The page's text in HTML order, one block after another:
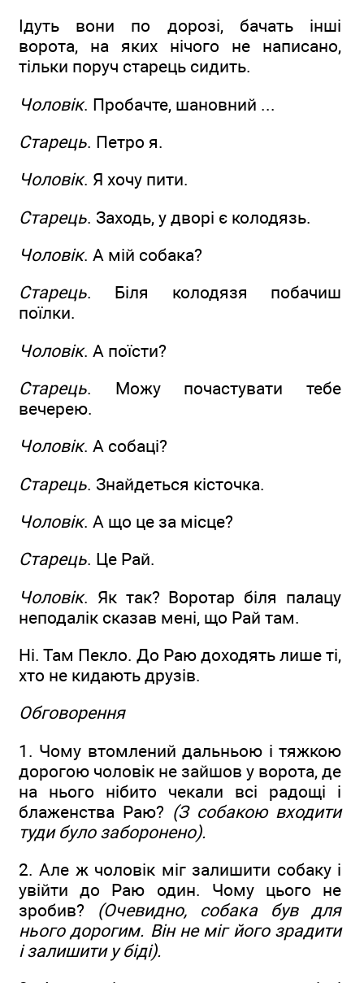
Ідуть вони по дорозі, бачать інші
ворота, на яких нічого не написано,
тільки поруч старець сидить.
Чоловік. Пробачте, шановний ...
Старець. Петро я.
Чоловік. Я хочу пити.
Старець. Заходь, у дворі є колодязь.
Чоловік. А мій собака?
Старець. Біля колодязя побачиш
поїлки.
Чоловік. А поїсти?
Старець. Можу почастувати тебе
вечерею.
Чоловік. А собаці?
Старець. Знайдеться кісточка.
Чоловік. А що це за місце?
Старець. Це Рай.
Чоловік. Як так? Воротар біля палацу
неподалік сказав мені, що Рай там.
Ні. Там Пекло. До Раю доходять лише ті,
хто не кидають друзів.
Обговорення
1. Чому втомлений дальньою і тяжкою
дорогою чоловік не зайшов у ворота, де
на нього нібито чекали всі радощі і
блаженства Раю? (З собакою входити
туди було заборонено).
2. Але ж чоловік міг залишити собаку і
увійти до Раю один. Чому цього не
зробив? (Очевидно, собака був для
нього дорогим. Він не міг його зрадити
і залишити у біді).